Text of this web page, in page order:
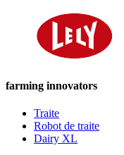
farming innovators
Traite
Robot de traite
Dairy XL